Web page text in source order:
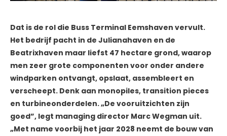
Dat is de rol die Buss Terminal Eemshaven vervult.
Het bedrijf pacht in de Julianahaven en de
Beatrixhaven maar liefst 47 hectare grond, waarop
men zeer grote componenten voor onder andere
windparken ontvangt, opslaat, assembleert en
verscheept. Denk aan monopiles, transition pieces
en turbineonderdelen. „De vooruitzichten zijn
goed”, legt managing director Marc Wegman uit.
„Met name voorbij het jaar 2028 neemt de bouw van